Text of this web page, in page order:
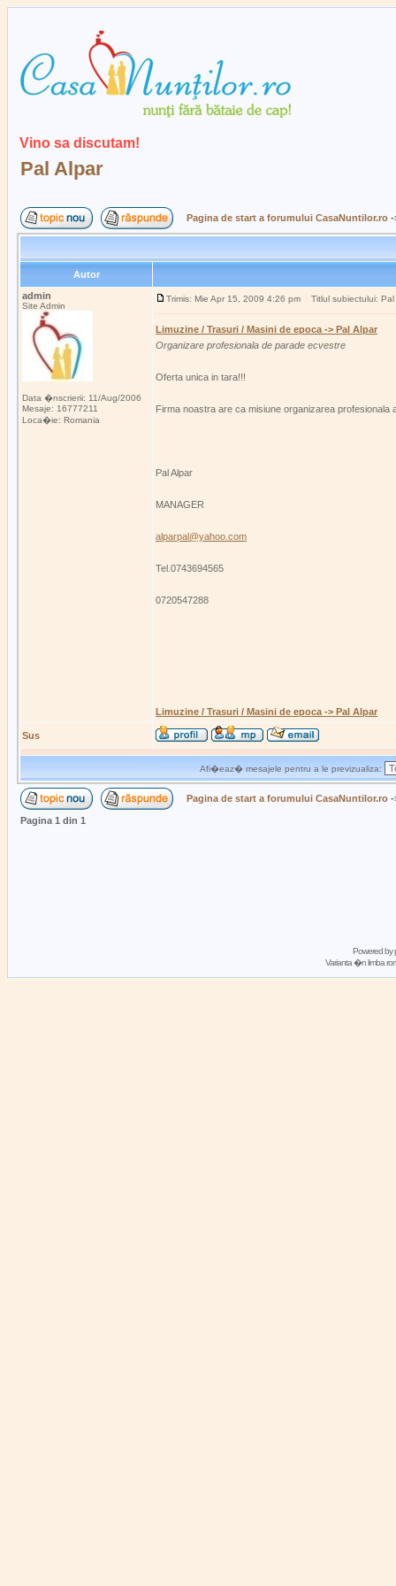
Vino sa discutam!
Pal Alpar
Pagina de start a forumului CasaNuntilor.ro
Autor
admin
Site Admin
Data �nscrierii: 11/Aug/2006
Mesaje: 16777211
Loca�ie: Romania
Trimis: Mie Apr 15, 2009 4:26 pm Titlul subiectului: Pal
Limuzine / Trasuri / Masini de epoca -> Pal Alpar
Organizare profesionala de parade ecvestre
Oferta unica in tara!!!
Firma noastra are ca misiune organizarea
Pal Alpar
MANAGER
alparpal@yahoo.com
Tel.0743694565
0720547288
Limuzine / Trasuri / Masini de epoca -> Pal Alpar
Sus
Afi�eaz� mesajele pentru a le previzualiza:
Pagina de start a forumului CasaNuntilor.ro
Pagina 1 din 1
Powered by
Varianta �n limba